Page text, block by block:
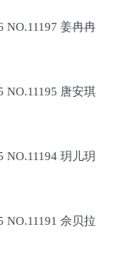
NO.11197 姜冉冉
NO.11195 唐安琪
NO.11194 玥儿玥
NO.11191 佘贝拉